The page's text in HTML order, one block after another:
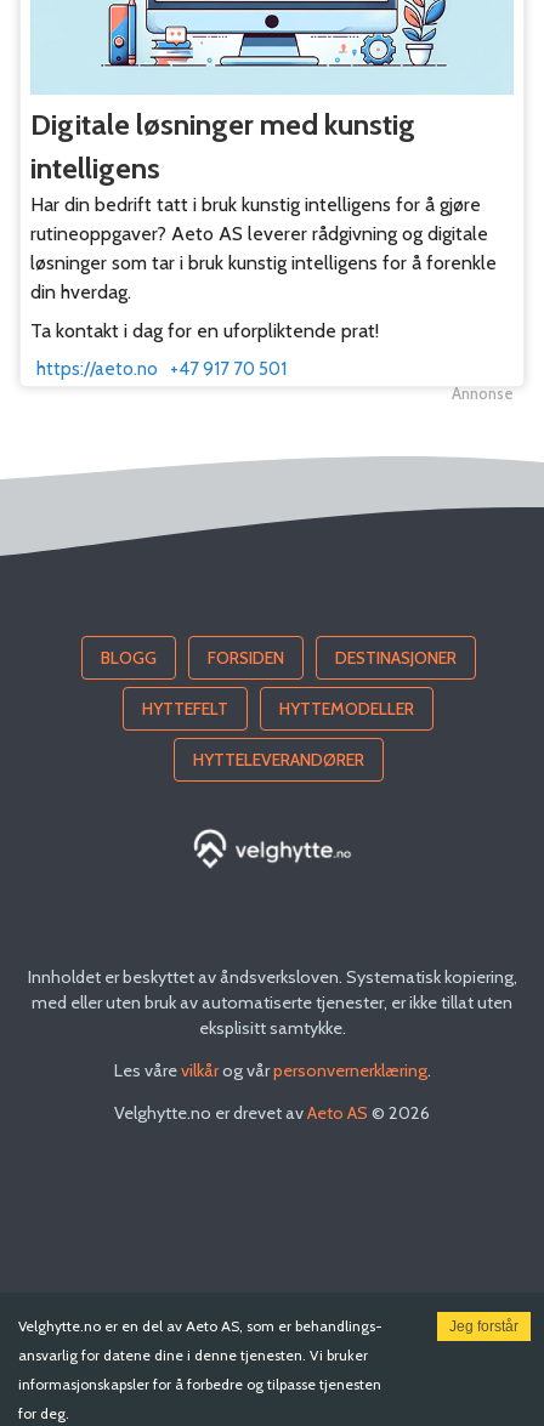
Digitale løsninger med kunstig
intelligens
Har din bedrift tatt i bruk kunstig intelligens for å gjøre
rutineoppgaver? Aeto AS leverer rådgivning og digitale
løsninger som tar i bruk kunstig intelligens for å forenkle
din hverdag.
Ta kontakt i dag for en uforpliktende prat!
https://aeto.no +47 917 70 501
Annonse
BLOGG FORSIDEN DESTINASJONER
HYTTEFELT HYTTEMODELLER
HYTTELEVERANDØRER
Innholdet er beskyttet av åndsverksloven. Systematisk kopiering,
med eller uten bruk av automatiserte tjenester, er ikke tillat uten
eksplisitt samtykke.
Les vårevilkårog vårpersonvernerklæring.
Velghytte.no er drevet avAeto AS © 2026
Velghytte.no er en del av Aeto AS, som er behandlings­
ansvarlig for datene dine i denne tjenesten. Vi bruker
informasjons­kapsler for å forbedre og tilpasse tjenesten
for deg.
Jeg forstår